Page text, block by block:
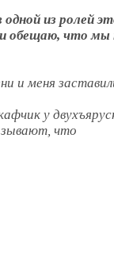
из ролей
и обещаю, что
и меня
у
что